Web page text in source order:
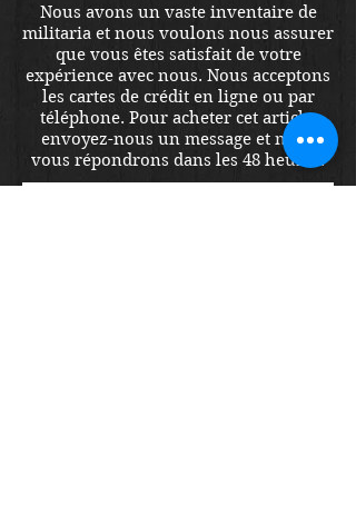
Nous avons un vaste inventaire de
militaria et nous voulons nous assurer
que vous êtes satisfait de votre
expérience avec nous. Nous acceptons
les cartes de crédit en ligne ou par
téléphone. Pour acheter cet article,
envoyez-nous un message et nous
vous répondrons dans les 48 heures.